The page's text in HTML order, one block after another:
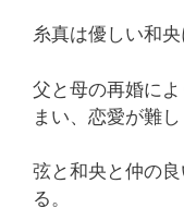
糸真は優しい和央
父と母の再婚に
まい、恋愛が難し
弦と和央と仲の
る。